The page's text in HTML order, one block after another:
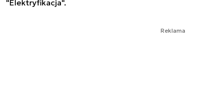
"Elektryfikacja".
Reklama